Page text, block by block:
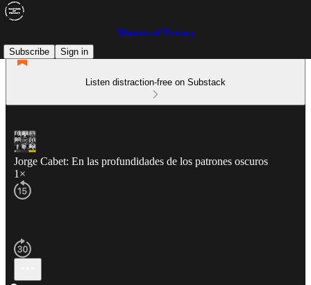
Masters of Privacy
Subscribe
Sign in
Listen distraction-free on Substack
Jorge Cabet: En las profundidades de los patrones oscuros
1×